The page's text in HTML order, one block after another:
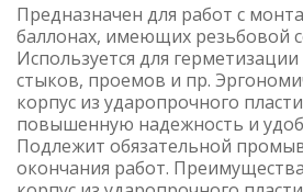
Предназначен для работ с
баллонах, имеющих резьбовой
Используется для
стыков, проемов и пр.
корпус из ударопрочного
повышенную надежность и
Подлежит обязательной
окончания работ.